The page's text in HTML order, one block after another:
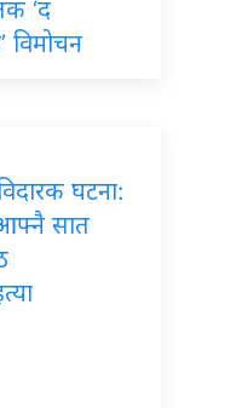
‘द
घटना:
आफ्नै सात